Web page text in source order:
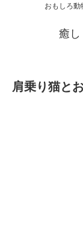
おもしろ動
癒し
肩乗り猫と